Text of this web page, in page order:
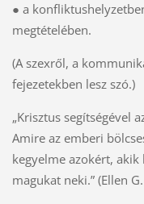
● a
megtételében.
(A szexről, a
fejezetekben lesz szó.)
„Krisztus segítségével
Amire az emberi
kegyelme azokért,
magukat neki.” (Ellen